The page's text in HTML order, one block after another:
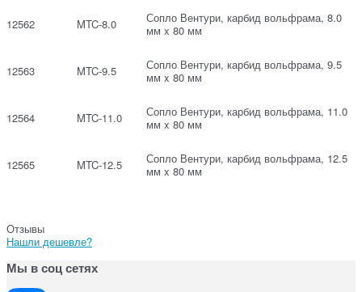
12562 MTC-8.0
Сопло Вентури, карбид вольфрама, 8.0
мм x 80 мм
12563 MTC-9.5
Сопло Вентури, карбид вольфрама, 9.5
мм x 80 мм
12564 MTC-11.0
Сопло Вентури, карбид вольфрама, 11.0
мм x 80 мм
12565 MTC-12.5
Сопло Вентури, карбид вольфрама, 12.5
мм x 80 мм
Отзывы
Нашли дешевле?
Мы в соц сетях